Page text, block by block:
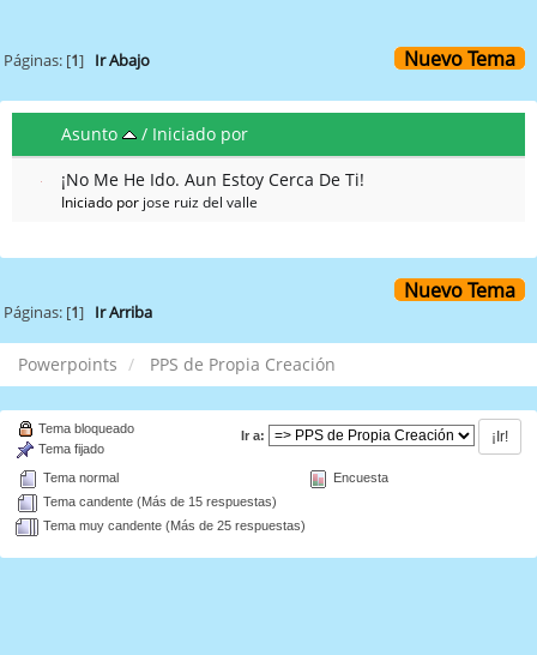
Páginas: [1] Ir Abajo Nuevo Tema
Asunto / Iniciado por
¡No Me He Ido. Aun Estoy Cerca De Ti!
Iniciado por jose ruiz del valle
Nuevo Tema
Páginas: [1] Ir Arriba
Powerpoints PPS de Propia Creación
Ir a:
Tema normal
Tema candente (Más de 15 respuestas)
Tema muy candente (Más de 25 respuestas)
Tema bloqueado
Tema fijado
Encuesta